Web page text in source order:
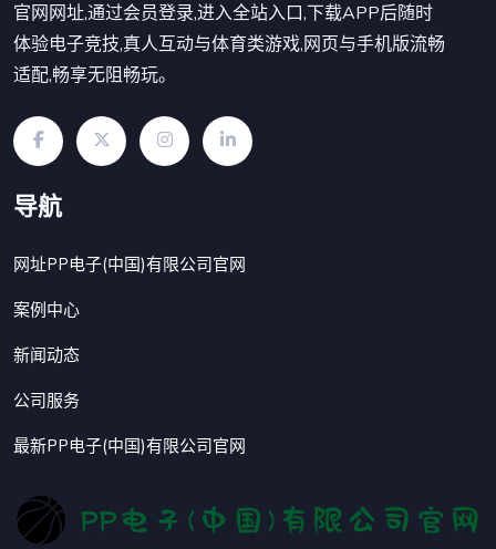
官网网址,通过会员登录,进入全站入口,下载APP后随时
体验电子竞技,真人互动与体育类游戏,网页与手机版流畅
适配,畅享无阻畅玩。
导航
网址PP电子(中国)有限公司官网
案例中心
新闻动态
公司服务
最新PP电子(中国)有限公司官网